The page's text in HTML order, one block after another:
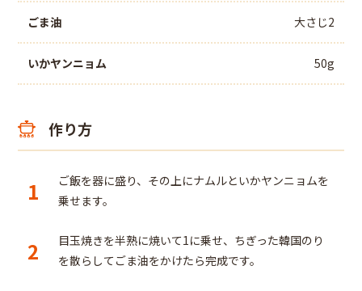
ごま油 大さじ2
いかヤンニョム 50g
作り方
1
ご飯を器に盛り、その上にナムルといかヤンニョムを
乗せます。
2
目玉焼きを半熟に焼いて1に乗せ、ちぎった韓国のり
を散らしてごま油をかけたら完成です。